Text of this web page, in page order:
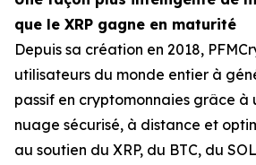
que le XRP gagne en maturité
Depuis sa création en 2018,
utilisateurs du monde entier à
passif en cryptomonnaies grâce à
nuage sécurisé, à distance et
au soutien du XRP, du BTC, du